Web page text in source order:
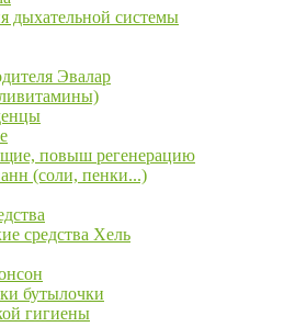
дыхательной системы
Эвалар
повыш регенерацию
(соли, пенки...)
средства Хель
бутылочки
гигиены